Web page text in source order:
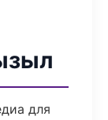
для